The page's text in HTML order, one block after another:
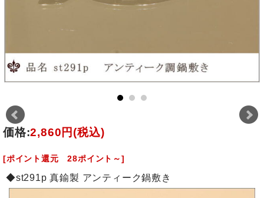
価格:2,860円 (税込)
[ポイント還元 28ポイント～]
◆st291p 真鍮製 アンティーク鍋敷き